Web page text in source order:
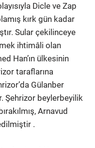
Dicle ve Zap
kırk gün kadar
Sular çekilinceye
ihtimâli olan
Han’ın ülkesinin
taraflarına
Gülanber
Şehrizor beylerbeyilik
Arnavud
.